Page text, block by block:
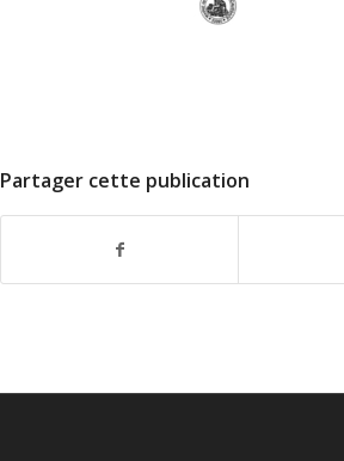
Partager cette publication